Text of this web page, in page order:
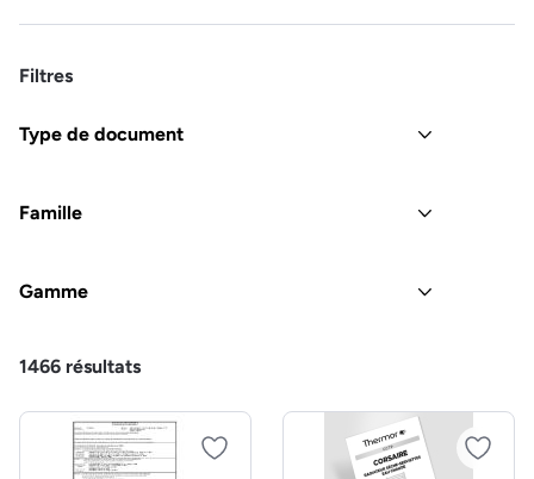
Filtres
Type de document
Famille
Gamme
1466 résultats